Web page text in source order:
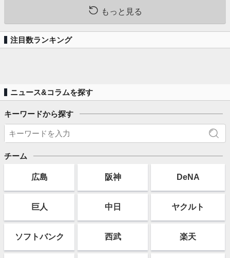
もっと見る
注目数ランキング
ニュース&コラムを探す
キーワードから探す
チーム
広島 阪神 DeNA
巨人 中日 ヤクルト
ソフトバンク 西武 楽天